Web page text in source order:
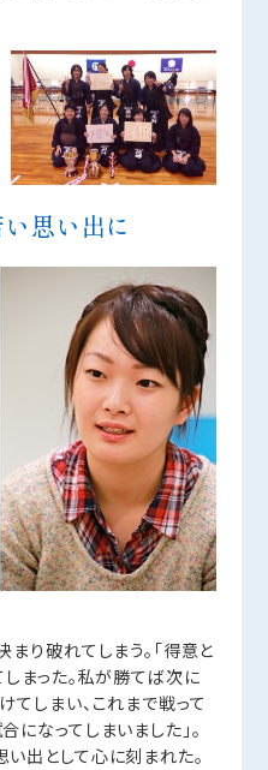
思い出に
り破れてしまう。「得意と
まった。私が勝てば次に
しまい、これまで戦って
なってしまいました」。
出として心に刻まれた。